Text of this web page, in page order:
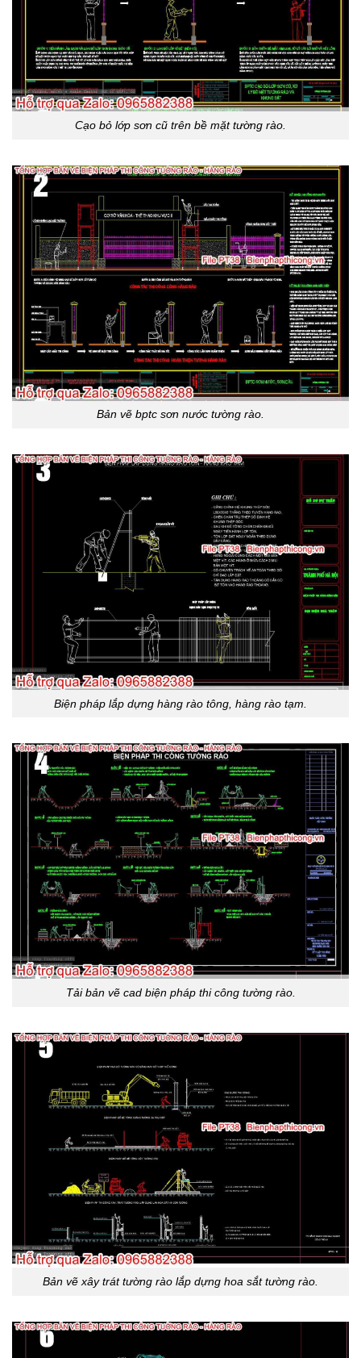
Cạo bỏ lớp sơn cũ trên bề mặt tường rào.
Bản vẽ bptc sơn nước tường rào.
Biện pháp lắp dựng hàng rào tông, hàng rào tạm.
Tải bản vẽ cad biện pháp thi công tường rào.
Bản vẽ xây trát tường rào lắp dựng hoa sắt tường rào.